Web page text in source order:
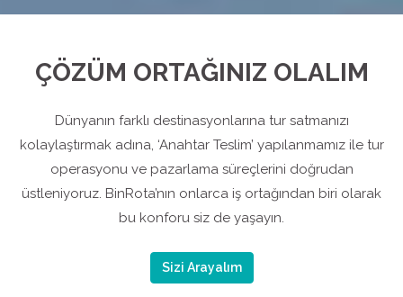
ÇÖZÜM ORTAĞINIZ OLALIM
Dünyanın farklı destinasyonlarına tur satmanızı
kolaylaştırmak adına, ‘Anahtar Teslim’ yapılanmamız ile tur
operasyonu ve pazarlama süreçlerini doğrudan
üstleniyoruz. BinRota’nın onlarca iş ortağından biri olarak
bu konforu siz de yaşayın.
Sizi Arayalım